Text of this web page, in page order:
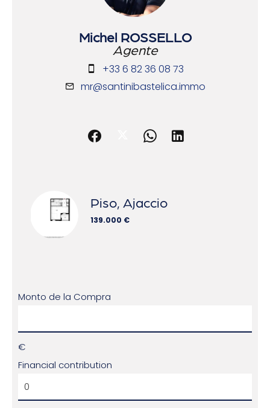
Michel ROSSELLO
Agente
+33 6 82 36 08 73
mr@santinibastelica.immo
Piso, Ajaccio
139.000 €
Monto de la Compra
€
Financial contribution